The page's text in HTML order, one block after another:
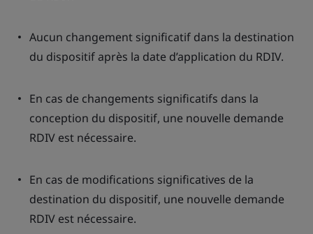
Aucun changement significatif dans la destination
du dispositif après la date d’application du RDIV.
En cas de changements significatifs dans la
conception du dispositif, une nouvelle demande
RDIV est nécessaire.
En cas de modifications significatives de la
destination du dispositif, une nouvelle demande
RDIV est nécessaire.